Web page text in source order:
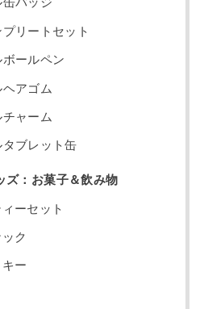
リートセット
ールペン
アゴム
ャーム
ブレット缶
ズ：お菓子＆飲み物
ーセット
ク
ー